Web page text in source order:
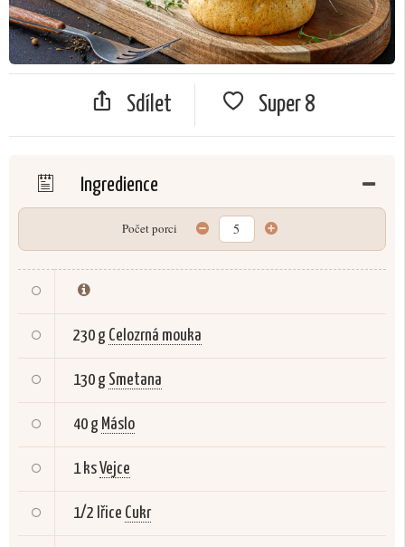
Sdílet Super 8
Ingredience
Počet porci
230 g Celozrná mouka
130 g Smetana
40 g Máslo
1 ksVejce
1/2 lřice Cukr